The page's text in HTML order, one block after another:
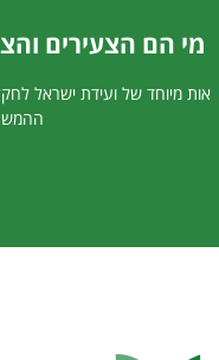
מי הם הצעירים
בואו לגלות
יום שני - רביעי, 31/05-02/